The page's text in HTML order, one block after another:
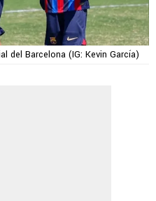
del Barcelona (IG: Kevin García)